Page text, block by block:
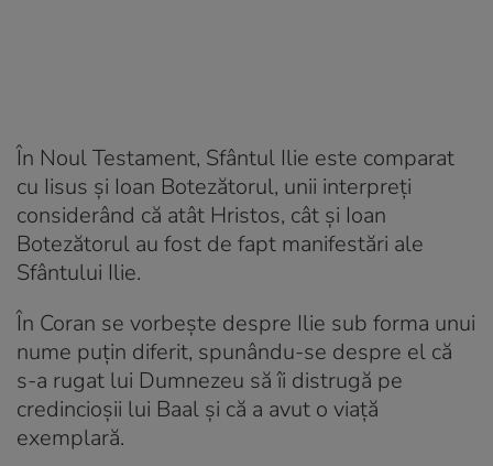
În Noul Testament, Sfântul Ilie este comparat
cu Iisus şi Ioan Botezătorul, unii interpreţi
considerând că atât Hristos, cât şi Ioan
Botezătorul au fost de fapt manifestări ale
Sfântului Ilie.
În Coran se vorbeşte despre Ilie sub forma unui
nume puţin diferit, spunându-se despre el că
s-a rugat lui Dumnezeu să îi distrugă pe
credincioşii lui Baal şi că a avut o viaţă
exemplară.